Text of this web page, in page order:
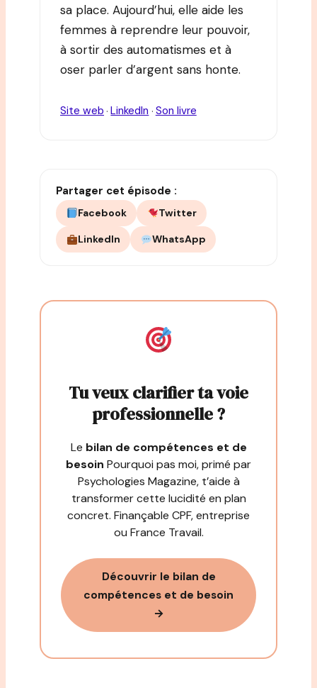
sa place. Aujourd’hui, elle aide les
femmes à reprendre leur pouvoir,
à sortir des automatismes et à
oser parler d’argent sans honte.
Site web · LinkedIn · Son livre
Partager cet épisode :
Facebook Twitter
LinkedIn WhatsApp
Tu veux clarifier ta voie
professionnelle ?
Le bilan de compétences et de
besoin Pourquoi pas moi, primé par
Psychologies Magazine, t’aide à
transformer cette lucidité en plan
concret. Finançable CPF, entreprise
ou France Travail.
Découvrir le bilan de
compétences et de besoin
→